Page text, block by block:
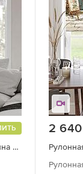
Рулонная штора «Лимкис - 412 - ширина 52 см»
2 640